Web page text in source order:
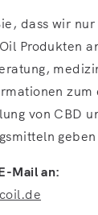
dass wir nur
Produkten
zum
von CBD
Mail an: